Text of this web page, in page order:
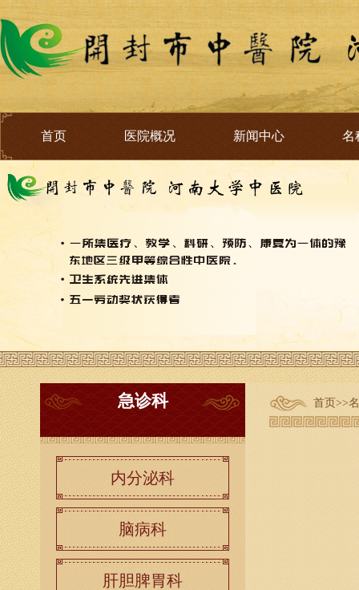
首页 医院概况 新闻中心 名
首页>>
急诊科
内分泌科
脑病科
肝胆脾胃科